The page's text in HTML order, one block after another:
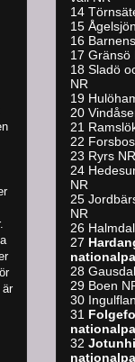
är
14
15
16
17 Gränsö
18 Sladö
NR
19
20
21
22
23 Ryrs NR
24
NR
25
NR
26
27
28
29 Boen
30
31
32